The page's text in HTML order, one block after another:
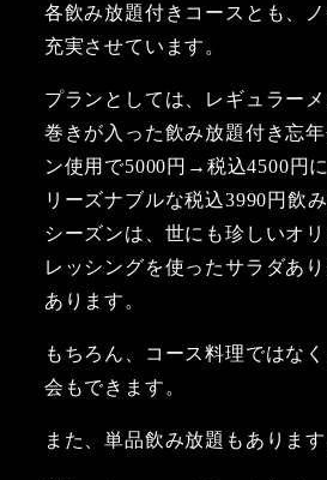
各飲み放題付きコースとも、
充実させています。
プランとしては、レギュラー
巻きが入った飲み放題付き忘
ン使用で5000円→税込4500円
リーズナブルな税込3990円飲
シーズンは、世にも珍しいオ
レッシングを使ったサラダあ
あります。
もちろん、コース料理ではな
会もできます。
また、単品飲み放題もあります